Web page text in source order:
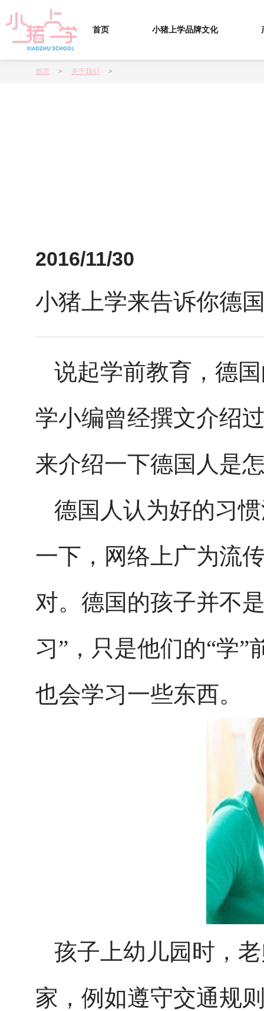
首页 小猪上学品牌文化
首页 > 关于我们 >
2016/11/30
小猪上学来告诉你德
说起学前教育，德
学小编曾经撰文介绍
来介绍一下德国人是
德国人认为好的习
一下，网络上广为流
对。德国的孩子并不
习”，只是他们的“学
也会学习一些东西。
孩子上幼儿园时，
家，例如遵守交通规